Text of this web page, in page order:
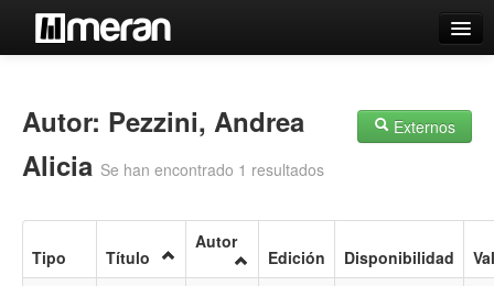
Búsqueda Avanzada
Estantes Virtuales
Contacto
Externos
Autor: Pezzini, Andrea
Alicia Se han encontrado 1 resultados
Tipo Título
Autor
Edición Disponibilidad